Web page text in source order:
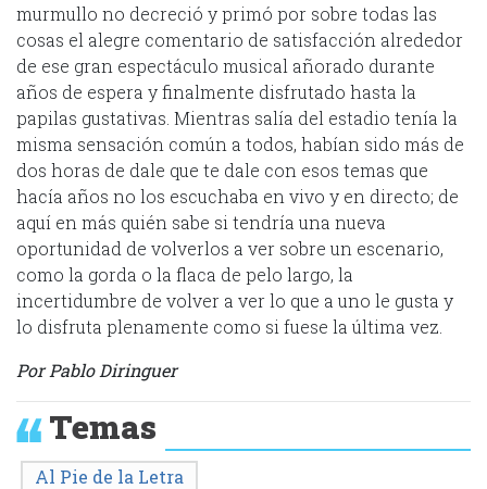
murmullo no decreció y primó por sobre todas las
cosas el alegre comentario de satisfacción alrededor
de ese gran espectáculo musical añorado durante
años de espera y finalmente disfrutado hasta la
papilas gustativas. Mientras salía del estadio tenía la
misma sensación común a todos, habían sido más de
dos horas de dale que te dale con esos temas que
hacía años no los escuchaba en vivo y en directo; de
aquí en más quién sabe si tendría una nueva
oportunidad de volverlos a ver sobre un escenario,
como la gorda o la flaca de pelo largo, la
incertidumbre de volver a ver lo que a uno le gusta y
lo disfruta plenamente como si fuese la última vez.
Por Pablo Diringuer
Temas
Al Pie de la Letra